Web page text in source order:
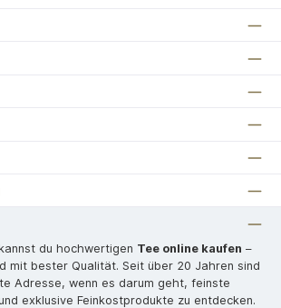
du hochwertigen Tee online kaufen –
mit bester Qualität. Seit über 20 Jahren sind
Adresse, wenn es darum geht, feinste
exklusive Feinkostprodukte zu entdecken.